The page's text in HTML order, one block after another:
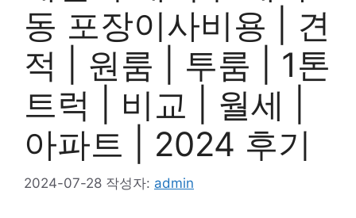
동 포장이사비용 | 견
적 | 원룸 | 투룸 | 1톤
트럭 | 비교 | 월세 |
아파트 | 2024 후기
2024-07-28 작성자: admin